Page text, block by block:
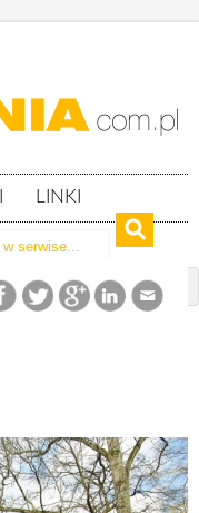
LINKI
woj. zachodniopomorskie